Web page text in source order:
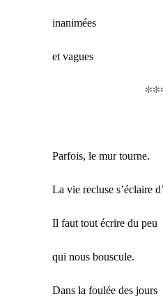
inan­imées
et vagues
Par­fois, le mur tourne.
La vie recluse s’é­claire
Il faut tout écrire du peu
qui nous bouscule.
Dans la foulée des jours